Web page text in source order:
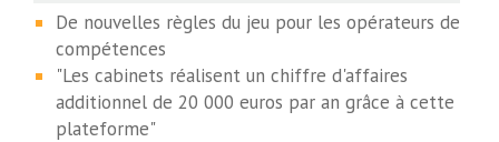
De nouvelles règles du jeu pour les opérateurs de
compétences
"Les cabinets réalisent un chiffre d'affaires
additionnel de 20 000 euros par an grâce à cette
plateforme"